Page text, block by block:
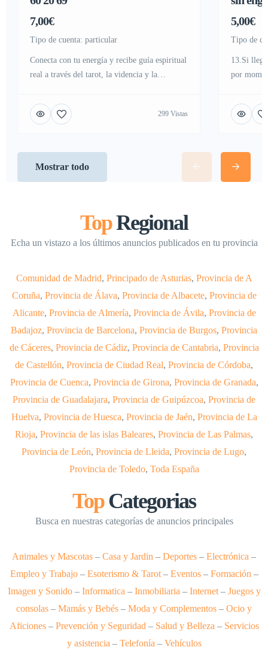
7,00€
tipo de cuenta: particular
Conecta con tu energía y recibe guía espiritual
real a través del tarot, la videncia y la
sincera. Cada consulta es única y confidencial.
Llama ahora desde el botón flotante de nuestra
299 Vistas
5,00€
tipo de
13.Si
por
en la
que
Mostrar todo
TopRegional
Echa un vistazo a los últimos anuncios publicados en tu provincia
Comunidad de Madrid, Principado de Asturias, Provincia de A
Coruña, Provincia de Álava, Provincia de Albacete, Provincia de
Alicante, Provincia de Almería, Provincia de Ávila, Provincia de
Badajoz, Provincia de Barcelona, Provincia de Burgos, Provincia
de Cáceres, Provincia de Cádiz, Provincia de Cantabria, Provincia
de Castellón, Provincia de Ciudad Real, Provincia de Córdoba,
Provincia de Cuenca, Provincia de Girona, Provincia de Granada,
Provincia de Guadalajara, Provincia de Guipúzcoa, Provincia de
Huelva, Provincia de Huesca, Provincia de Jaén, Provincia de La
Rioja, Provincia de las islas Baleares, Provincia de Las Palmas,
Provincia de León, Provincia de Lleida, Provincia de Lugo,
Provincia de Toledo, Toda España
TopCategorias
Busca en nuestras categorías de anuncios principales
Animales y Mascotas – Casa y Jardin – Deportes – Electrónica –
Empleo y Trabajo– Esoterismo & Tarot– Eventos– Formación –
Imagen y Sonido– Informatica – Inmobiliaria – Internet– Juegos y
consolas – Mamás y Bebés – Moda y Complementos – Ocio y
Aficiones– Prevención y Seguridad – Salud y Belleza – Servicios
y asistencia – Telefonía – Vehículos